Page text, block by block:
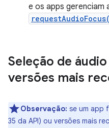
e os apps gerenciam
Seleção de
versões mais
Observação: se um app
35 da API) ou versões mais